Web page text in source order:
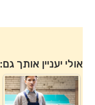
אולי יעניין אותך גם: